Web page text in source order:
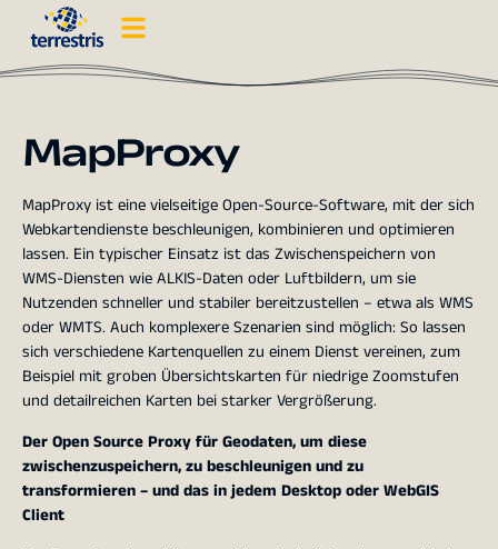
MapProxy
MapProxy ist eine vielseitige Open-Source-Software, mit der sich
Webkartendienste beschleunigen, kombinieren und optimieren
lassen. Ein typischer Einsatz ist das Zwischenspeichern von
WMS-Diensten wie ALKIS-Daten oder Luftbildern, um sie
Nutzenden schneller und stabiler bereitzustellen – etwa als WMS
oder WMTS. Auch komplexere Szenarien sind möglich: So lassen
sich verschiedene Kartenquellen zu einem Dienst vereinen, zum
Beispiel mit groben Übersichtskarten für niedrige Zoomstufen
und detailreichen Karten bei starker Vergrößerung.
Der Open Source Proxy für Geodaten, um diese
zwischenzuspeichern, zu beschleunigen und zu
transformieren – und das in jedem Desktop oder WebGIS
Client